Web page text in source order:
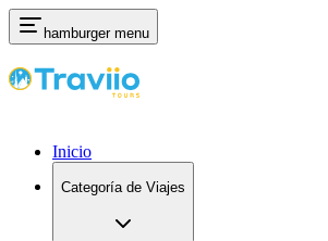
hamburger menu
Inicio
Categoría de Viajes